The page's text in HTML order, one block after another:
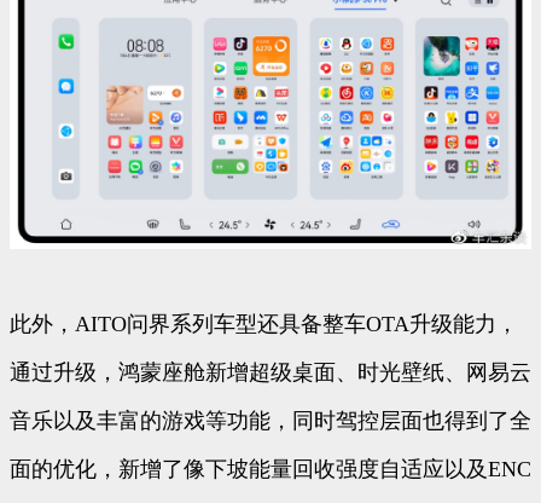
此外，AITO问界系列车型还具备整车OTA升级能力，
通过升级，鸿蒙座舱新增超级桌面、时光壁纸、网易云
音乐以及丰富的游戏等功能，同时驾控层面也得到了全
面的优化，新增了像下坡能量回收强度自适应以及ENC